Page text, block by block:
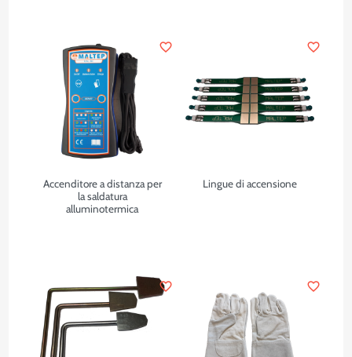
Accenditore a distanza per
la saldatura
alluminotermica
favorite_border
Lingue di accensione
favorite_border
favorite_border favorite_border